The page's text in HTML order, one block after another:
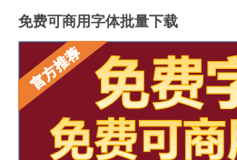
免费可商用字体批量下载